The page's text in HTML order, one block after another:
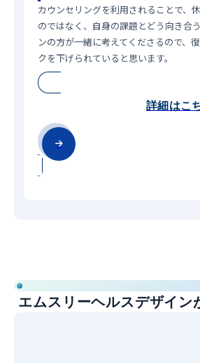
カウンセリングを利用されることで、
のではなく、自身の課題とどう向き合
ンの方が一緒に考えてくださるので、
クを下げられていると思います。
詳細はこ
エムスリーヘルスデザイン